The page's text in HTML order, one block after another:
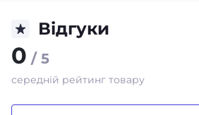
Відгуки
0 / 5
середній рейтинг товару